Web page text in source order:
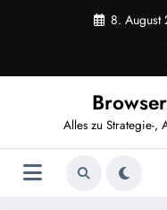
8. August
Alles zu Strategie-,